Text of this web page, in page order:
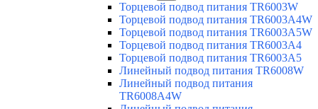
Торцевой подвод питания TR6003W
Торцевой подвод питания TR6003A4W
Торцевой подвод питания TR6003A5W
Торцевой подвод питания TR6003A4
Торцевой подвод питания TR6003A5
Линейный подвод питания TR6008W
Линейный подвод питания
TR6008A4W